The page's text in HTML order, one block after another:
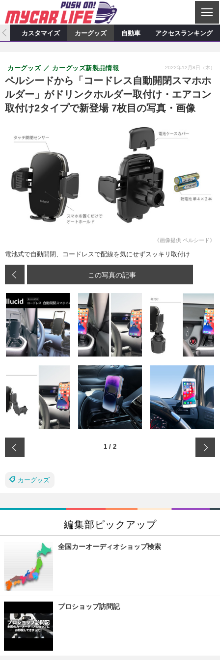
C
L
S
カーオーディオ
プロショップ検索 ショップ訪問記
カーオーディオニュース デモカー製作記
その他
カスタマイズ特集記事 カスタマイズ新製品情報
カスタマイズニュース
カーグッズ
カーグッズ特集記事 カーグッズ新製品情報
カーグッズニュース
自動車
スクープ
カスタマイズ カーグッズ 自動車 アクセスランキング
ペルシードから「コードレス自動開閉スマホホ
ルダー」がドリンクホルダー取付け・エアコン
取付け2タイプで新登場 7枚目の写真・画像
カーグッズ カーグッズ新製品情報 2022年12月8日（木）
《画像提供 ペルシード》
電池式で自動開閉、コードレスで配線を気にせずスッキリ取付け
この写真の記事
1 / 2
カーグッズ
編集部ピックアップ
全国カーオーディオショップ検索
プロショップ訪問記